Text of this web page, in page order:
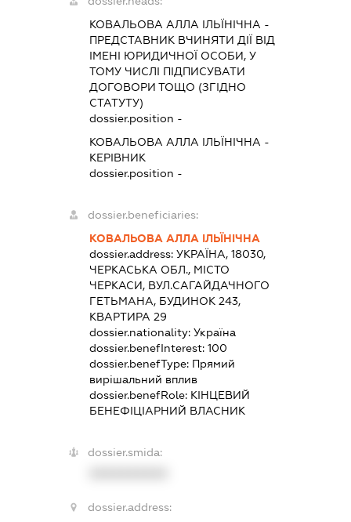
КОВАЛЬОВА АЛЛА ІЛЬЇНІЧНА -
ПРЕДСТАВНИК ВЧИНЯТИ ДІЇ ВІД
ІМЕНІ ЮРИДИЧНОЇ ОСОБИ, У
ТОМУ ЧИСЛІ ПІДПИСУВАТИ
ДОГОВОРИ ТОЩО (ЗГІДНО
СТАТУТУ)
dossier.position -
КОВАЛЬОВА АЛЛА ІЛЬЇНІЧНА -
КЕРІВНИК
dossier.position -
dossier.beneficiaries:
КОВАЛЬОВА АЛЛА ІЛЬЇНІЧНА
dossier.address: УКРАЇНА, 18030,
ЧЕРКАСЬКА ОБЛ., МІСТО
ЧЕРКАСИ, ВУЛ.САГАЙДАЧНОГО
ГЕТЬМАНА, БУДИНОК 243,
КВАРТИРА 29
dossier.nationality: Україна
dossier.benefInterest: 100
dossier.benefType: Прямий
вирішальний вплив
dossier.benefRole: КІНЦЕВИЙ
БЕНЕФІЦІАРНИЙ ВЛАСНИК
dossier.smida:
dossier.address: